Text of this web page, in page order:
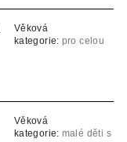
Věková
kategorie: pro celou
Věková
kategorie: malé děti s